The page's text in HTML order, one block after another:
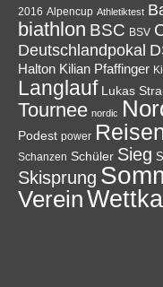
2016 Alpencup Athletiktest
biathlon BSC BSV
Deutschlandpokal
Halton Kilian Pfaffinger
Langlauf Lukas
Tournee nordic
Podest power
Schanzen Schüler Sieg
Skisprung
Verein